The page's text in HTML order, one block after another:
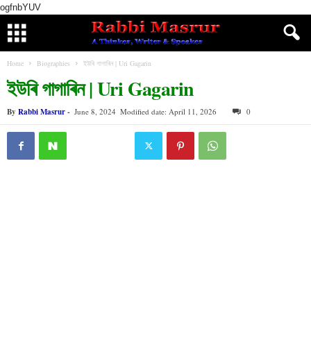
ogfnbYUV
Home Biographies ইউৰি গাগাৰিন | Uri Gagarin
ইউৰি গাগাৰিন | Uri Gagarin
By Rabbi Masrur- June 8, 2024 Modified date: April 11, 2026 0